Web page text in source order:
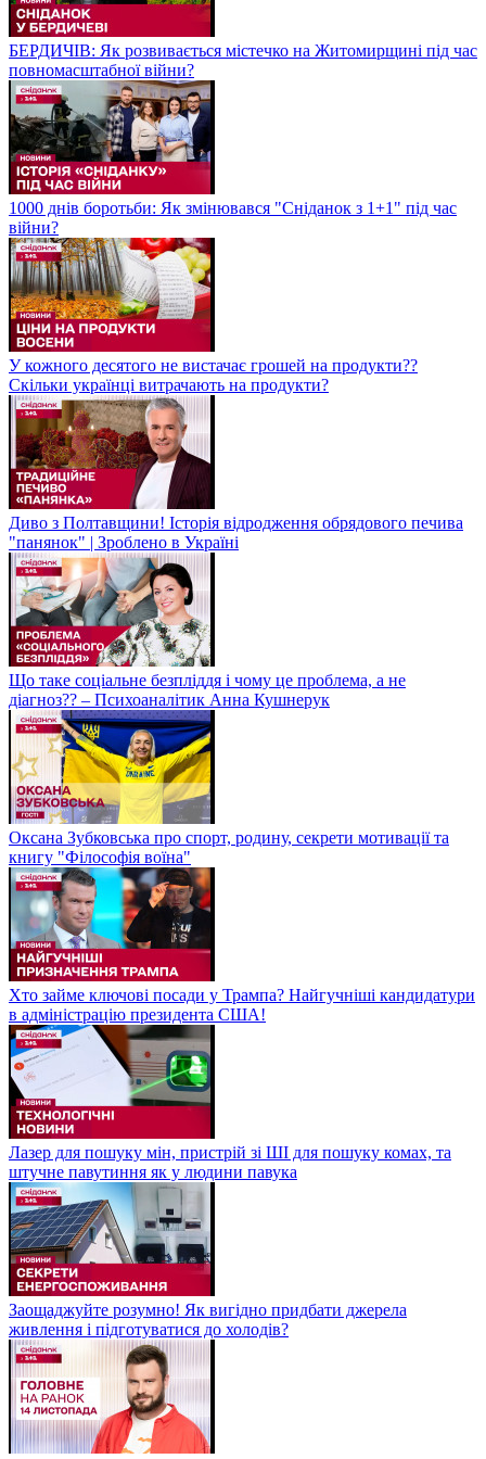
БЕРДИЧІВ: Як розвивається містечко на Житомирщині під час
повномасштабної війни?
1000 днів боротьби: Як змінювався "Сніданок з 1+1" під час
війни?
У кожного десятого не вистачає грошей на продукти??
Скільки українці витрачають на продукти?
Диво з Полтавщини! Історія відродження обрядового печива
"панянок" | Зроблено в Україні
Що таке соціальне безпліддя і чому це проблема, а не
діагноз?? – Психоаналітик Анна Кушнерук
Оксана Зубковська про спорт, родину, секрети мотивації та
книгу "Філософія воїна"
Хто займе ключові посади у Трампа? Найгучніші кандидатури
в адміністрацію президента США!
Лазер для пошуку мін, пристрій зі ШІ для пошуку комах, та
штучне павутиння як у людини павука
Заощаджуйте розумно! Як вигідно придбати джерела
живлення і підготуватися до холодів?